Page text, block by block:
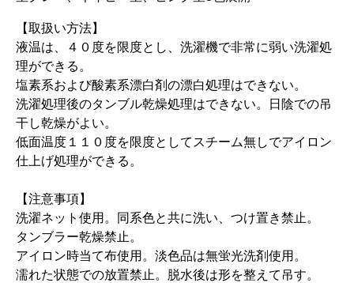
【取扱い方法】
液温は、４０度を限度とし、洗濯機で非常に弱い洗濯処
理ができる。
塩素系および酸素系漂白剤の漂白処理はできない。
洗濯処理後のタンブル乾燥処理はできない。日陰での吊
干し乾燥がよい。
低面温度１１０度を限度としてスチーム無しでアイロン
仕上げ処理ができる。
【注意事項】
洗濯ネット使用。同系色と共に洗い、つけ置き禁止。
タンブラー乾燥禁止。
アイロン時当て布使用。淡色品は無蛍光洗剤使用。
濡れた状態での放置禁止。脱水後は形を整えて吊す。